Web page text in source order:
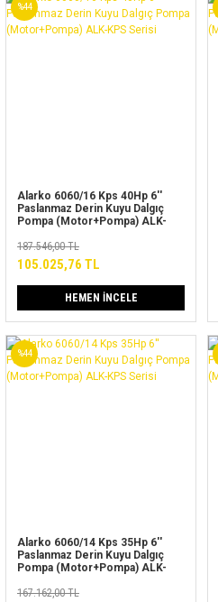
%44
Alarko 6060/16 Kps 40Hp 6''
Paslanmaz Derin Kuyu Dalgıç
Pompa (Motor+Pompa) ALK-
187.546,00 TL
105.025,76 TL
HEMEN İNCELE
%44
Alarko 6060/14 Kps 35Hp 6''
Paslanmaz Derin Kuyu Dalgıç
Pompa (Motor+Pompa) ALK-
167.162,00 TL